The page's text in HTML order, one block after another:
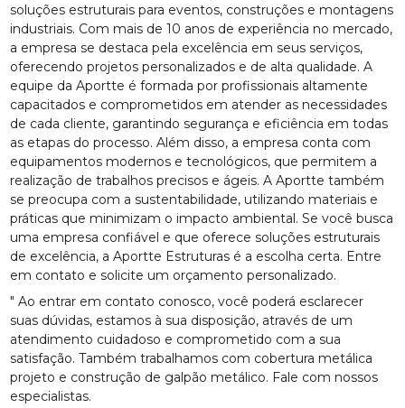
soluções estruturais para eventos, construções e montagens
industriais. Com mais de 10 anos de experiência no mercado,
a empresa se destaca pela excelência em seus serviços,
oferecendo projetos personalizados e de alta qualidade. A
equipe da Aportte é formada por profissionais altamente
capacitados e comprometidos em atender as necessidades
de cada cliente, garantindo segurança e eficiência em todas
as etapas do processo. Além disso, a empresa conta com
equipamentos modernos e tecnológicos, que permitem a
realização de trabalhos precisos e ágeis. A Aportte também
se preocupa com a sustentabilidade, utilizando materiais e
práticas que minimizam o impacto ambiental. Se você busca
uma empresa confiável e que oferece soluções estruturais
de excelência, a Aportte Estruturas é a escolha certa. Entre
em contato e solicite um orçamento personalizado.
" Ao entrar em contato conosco, você poderá esclarecer
suas dúvidas, estamos à sua disposição, através de um
atendimento cuidadoso e comprometido com a sua
satisfação. Também trabalhamos com cobertura metálica
projeto e construção de galpão metálico. Fale com nossos
especialistas.